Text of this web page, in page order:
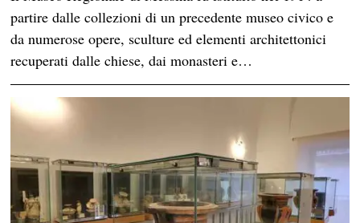
partire dalle collezioni di un precedente museo civico e
da numerose opere, sculture ed elementi architettonici
recuperati dalle chiese, dai monasteri e…